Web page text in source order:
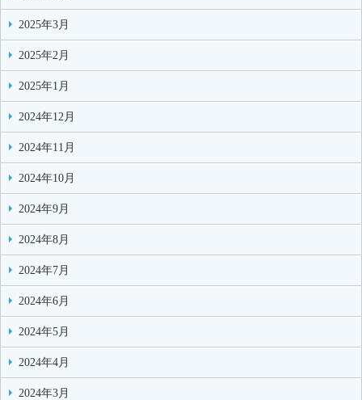
2025年3月
2025年2月
2025年1月
2024年12月
2024年11月
2024年10月
2024年9月
2024年8月
2024年7月
2024年6月
2024年5月
2024年4月
2024年3月